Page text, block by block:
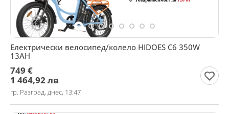
Електрически велосипед/колело HIDOES C6 350W
13AH
749 €
1 464,92 лв
гр. Разград, днес, 13:47